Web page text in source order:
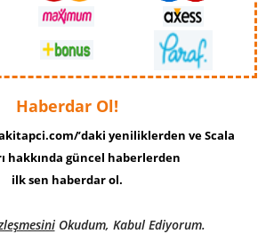
Haberdar Ol!
’daki yeniliklerden ve Scala
hakkında güncel haberlerden
ilk sen haberdar ol.
Okudum, Kabul Ediyorum.